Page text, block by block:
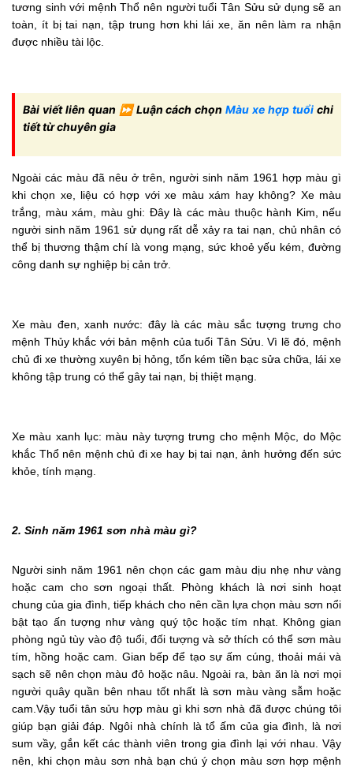
tương sinh với mệnh Thổ nên người tuổi Tân Sửu sử dụng sẽ an
toàn, ít bị tai nạn, tập trung hơn khi lái xe, ăn nên làm ra nhận
được nhiều tài lộc.
Bài viết liên quan ⏩ Luận cách chọnMàu xe hợp tuổi chi
tiết từ chuyên gia
Ngoài các màu đã nêu ở trên, người sinh năm 1961 hợp màu gì
khi chọn xe, liệu có hợp với xe màu xám hay không? Xe màu
trắng, màu xám, màu ghi: Đây là các màu thuộc hành Kim, nếu
người sinh năm 1961 sử dụng rất dễ xảy ra tai nạn, chủ nhân có
thể bị thương thậm chí là vong mạng, sức khoẻ yếu kém, đường
công danh sự nghiệp bị cản trở.
Xe màu đen, xanh nước: đây là các màu sắc tượng trưng cho
mệnh Thủy khắc với bản mệnh của tuổi Tân Sửu. Vì lẽ đó, mệnh
chủ đi xe thường xuyên bị hỏng, tốn kém tiền bạc sửa chữa, lái xe
không tập trung có thể gây tai nạn, bị thiệt mạng.
Xe màu xanh lục: màu này tượng trưng cho mệnh Mộc, do Mộc
khắc Thổ nên mệnh chủ đi xe hay bị tai nạn, ảnh hưởng đến sức
khỏe, tính mạng.
2. Sinh năm 1961 sơn nhà màu gì?
Người sinh năm 1961 nên chọn các gam màu dịu nhẹ như vàng
hoặc cam cho sơn ngoại thất. Phòng khách là nơi sinh hoạt
chung của gia đình, tiếp khách cho nên cần lựa chọn màu sơn nổi
bật tạo ấn tượng như vàng quý tộc hoặc tím nhạt. Không gian
phòng ngủ tùy vào độ tuổi, đối tượng và sở thích có thể sơn màu
tím, hồng hoặc cam. Gian bếp để tạo sự ấm cúng, thoải mái và
sạch sẽ nên chọn màu đỏ hoặc nâu. Ngoài ra, bàn ăn là nơi mọi
người quây quần bên nhau tốt nhất là sơn màu vàng sẫm hoặc
cam.Vậy tuổi tân sửu hợp màu gì khi sơn nhà đã được chúng tôi
giúp bạn giải đáp. Ngôi nhà chính là tổ ấm của gia đình, là nơi
sum vầy, gắn kết các thành viên trong gia đình lại với nhau. Vậy
nên, khi chọn màu sơn nhà bạn chú ý chọn màu sơn hợp mệnh